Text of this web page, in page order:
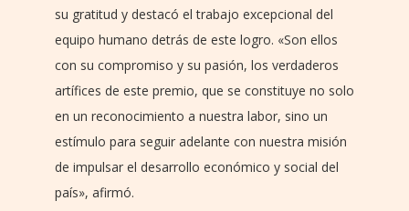
su gratitud y destacó el trabajo excepcional del
equipo humano detrás de este logro. «Son ellos
con su compromiso y su pasión, los verdaderos
artífices de este premio, que se constituye no solo
en un reconocimiento a nuestra labor, sino un
estímulo para seguir adelante con nuestra misión
de impulsar el desarrollo económico y social del
país», afirmó.